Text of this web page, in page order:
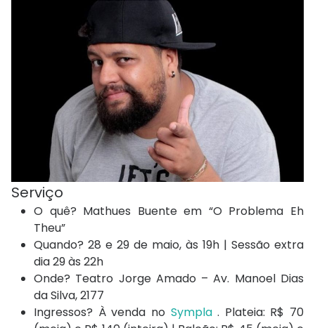
Serviço
O quê? Mathues Buente em “O Problema Eh
Theu”
Quando? 28 e 29 de maio, às 19h | Sessão extra
dia 29 às 22h
Onde? Teatro Jorge Amado – Av. Manoel Dias
da Silva, 2177
Ingressos? À venda no Sympla. Plateia: R$ 70